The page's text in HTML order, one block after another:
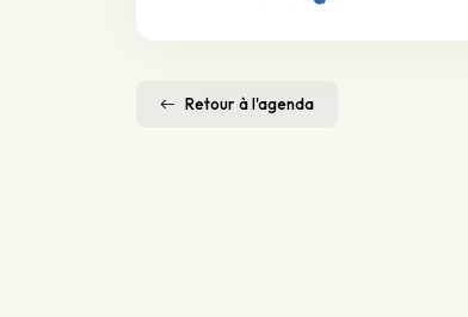
Retour à l'agenda